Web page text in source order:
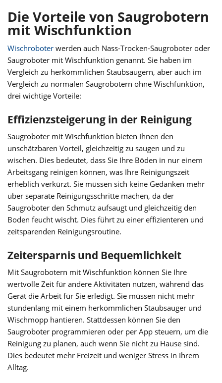
Die Vorteile von Saugrobotern
mit Wischfunktion
Wischroboter werden auch Nass-Trocken-Saugroboter oder
Saugroboter mit Wischfunktion genannt. Sie haben im
Vergleich zu herkömmlichen Staubsaugern, aber auch im
Vergleich zu normalen Saugrobotern ohne Wischfunktion,
drei wichtige Vorteile:
Effizienzsteigerung in der Reinigung
Saugroboter mit Wischfunktion bieten Ihnen den
unschätzbaren Vorteil, gleichzeitig zu saugen und zu
wischen. Dies bedeutet, dass Sie Ihre Böden in nur einem
Arbeitsgang reinigen können, was Ihre Reinigungszeit
erheblich verkürzt. Sie müssen sich keine Gedanken mehr
über separate Reinigungsschritte machen, da der
Saugroboter den Schmutz aufsaugt und gleichzeitig den
Boden feucht wischt. Dies führt zu einer effizienteren und
zeitsparenden Reinigungsroutine.
Zeitersparnis und Bequemlichkeit
Mit Saugrobotern mit Wischfunktion können Sie Ihre
wertvolle Zeit für andere Aktivitäten nutzen, während das
Gerät die Arbeit für Sie erledigt. Sie müssen nicht mehr
stundenlang mit einem herkömmlichen Staubsauger und
Wischmopp hantieren. Stattdessen können Sie den
Saugroboter programmieren oder per App steuern, um die
Reinigung zu planen, auch wenn Sie nicht zu Hause sind.
Dies bedeutet mehr Freizeit und weniger Stress in Ihrem
Alltag.